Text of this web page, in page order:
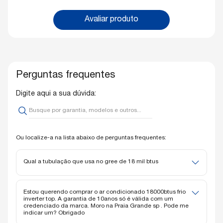
Avaliar produto
Perguntas frequentes
Digite aqui a sua dúvida:
Ou localize-a na lista abaixo de perguntas frequentes:
Qual a tubulação que usa no gree de 18 mil btus
As medidas de tubulação deste aparelho são 1/4 e 1/2.
Estou querendo comprar o ar condicionado 18000btus frio
inverter top. A garantia de 10anos só é válida com um
credenciado da marca. Moro na Praia Grande sp . Pode me
indicar um? Obrigado